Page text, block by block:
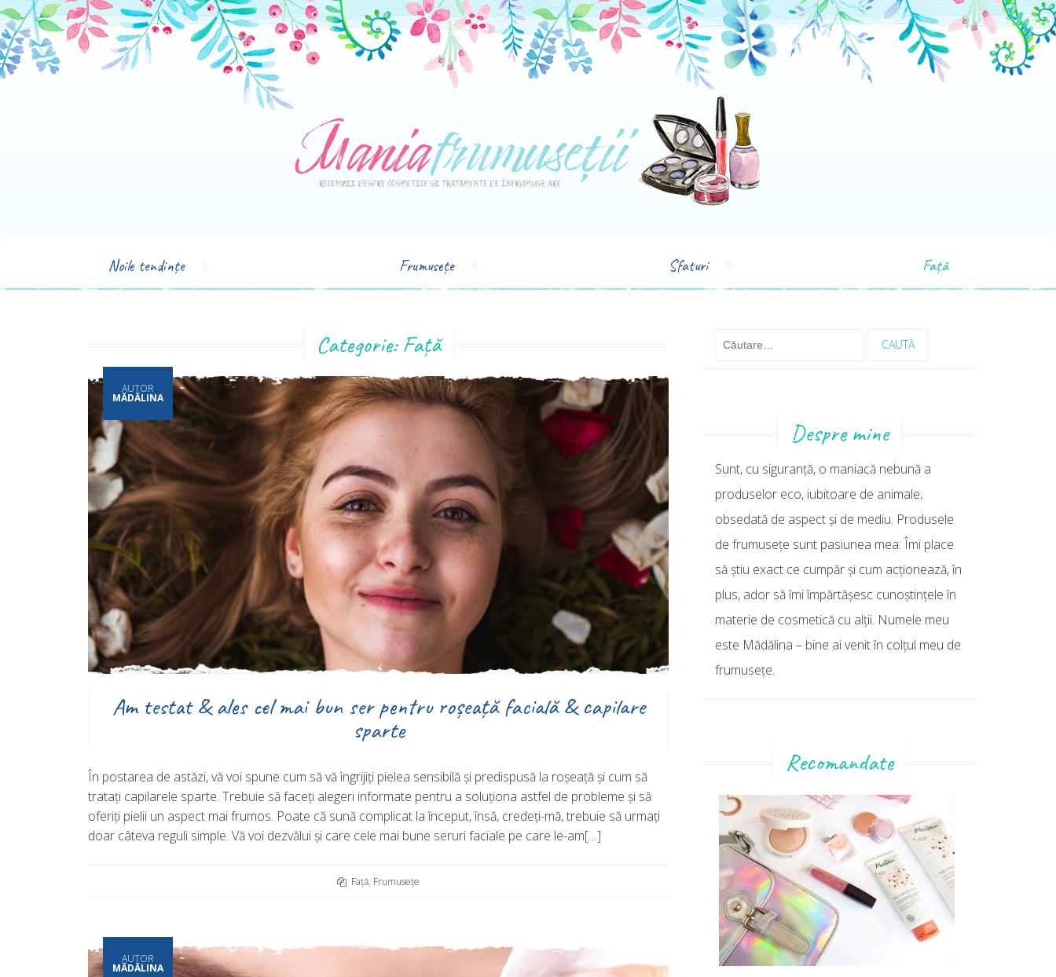
Noile tendințe Frumusețe Sfaturi Față
Categorie: Față
AUTOR
MĂDĂLINA
Am testat & ales cel mai bun ser pentru roșeață facială & capilare
sparte
În postarea de astăzi, vă voi spune cum să vă îngrijiți pielea sensibilă și predispusă la roșeață și cum să
tratați capilarele sparte. Trebuie să faceți alegeri informate pentru a soluționa astfel de probleme și să
oferiți pielii un aspect mai frumos. Poate că sună complicat la început, însă, credeți-mă, trebuie să urmați
doar câteva reguli simple. Vă voi dezvălui și care cele mai bune seruri faciale pe care le-am[…]
Față, Frumusețe
AUTOR
MĂDĂLINA
Caută
Despre mine
Sunt, cu siguranţă, o maniacă nebună a
produselor eco, iubitoare de animale,
obsedată de aspect şi de mediu. Produsele
de frumuseţe sunt pasiunea mea: Îmi place
să ştiu exact ce cumpăr şi cum acţionează, în
plus, ador să îmi împărtăşesc cunoştinţele în
materie de cosmetică cu alţii. Numele meu
este Mădălina – bine ai venit în colţul meu de
frumuseţe.
Recomandate